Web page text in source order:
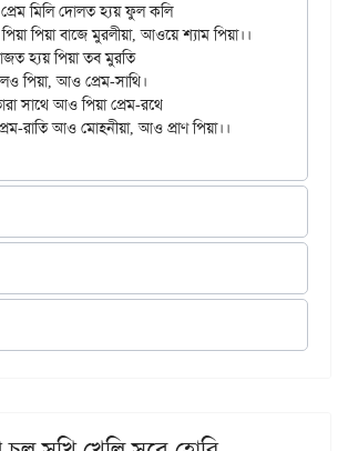
মিলি দোলত হ্যয় ফুল কলি
পিয়া বাজে মুরলীয়া, আওয়ে শ্যাম পিয়া।।
হ্যয় পিয়া তব মুরতি
পিয়া, আও প্রেম-সাথি।
সাথে আও পিয়া প্রেম-রথে